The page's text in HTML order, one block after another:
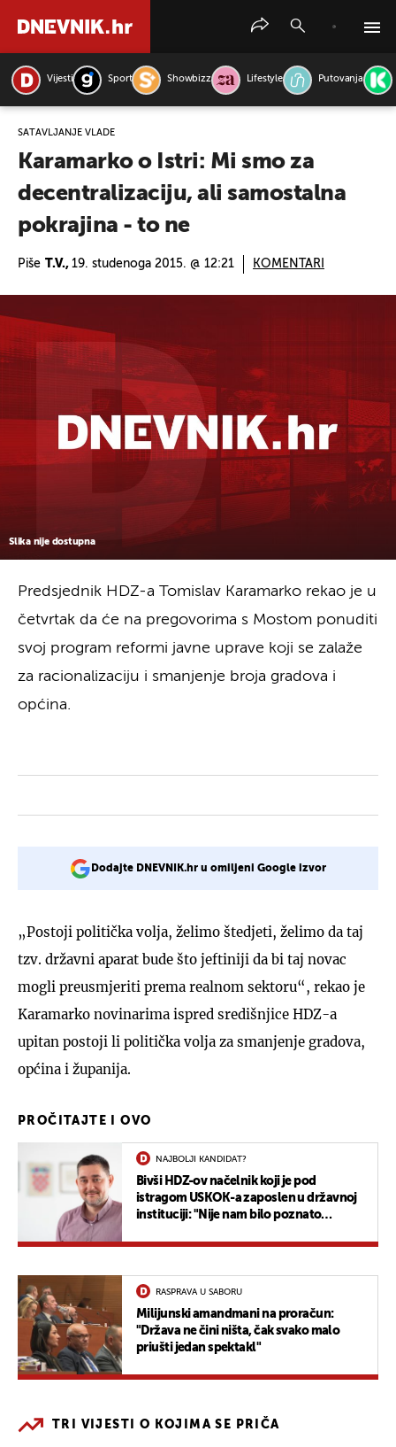
Vijesti Sport Showbizz Lifestyle Putovanja
SATAVLJANJE VLADE
Karamarko o Istri: Mi smo za
decentralizaciju, ali samostalna
pokrajina - to ne
Piše T.V., 19. studenoga 2015. @ 12:21 KOMENTARI
Slika nije dostupna
Predsjednik HDZ-a Tomislav Karamarko rekao je u
četvrtak da će na pregovorima s Mostom ponuditi
svoj program reformi javne uprave koji se zalaže
za racionalizaciju i smanjenje broja gradova i
općina.
Dodajte DNEVNIK.hr u omiljeni Google izvor
„Postoji politička volja, želimo štedjeti, želimo da taj
tzv. državni aparat bude što jeftiniji da bi taj novac
mogli preusmjeriti prema realnom sektoru“, rekao je
Karamarko novinarima ispred središnjice HDZ-a
upitan postoji li politička volja za smanjenje gradova,
općina i županija.
PROČITAJTE I OVO
NAJBOLJI KANDIDAT?
Bivši HDZ-ov načelnik koji je pod
istragom USKOK-a zaposlen u državnoj
instituciji: "Nije nam bilo poznato
RASPRAVA U SABORU
Milijunski amandmani na proračun:
"Država ne čini ništa, čak svako malo
priušti jedan spektakl"
TRI VIJESTI O KOJIMA SE PRIČA
PRETRAŽITE VIJESTI